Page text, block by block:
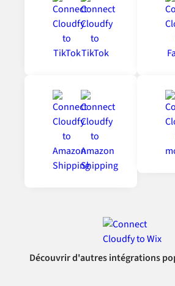
Découvrir d'autres intégrations